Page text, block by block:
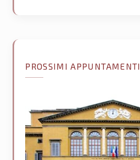
PROSSIMI APPUNTAMENTI